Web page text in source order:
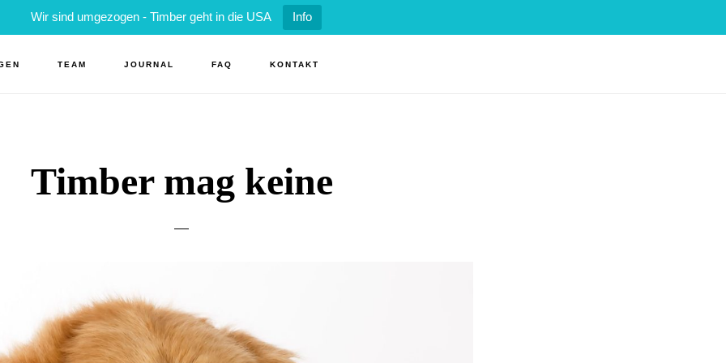
Wir sind umgezogen - Timber geht in die USA Info
TEAM JOURNAL FAQ KONTAKT
Timber mag keine